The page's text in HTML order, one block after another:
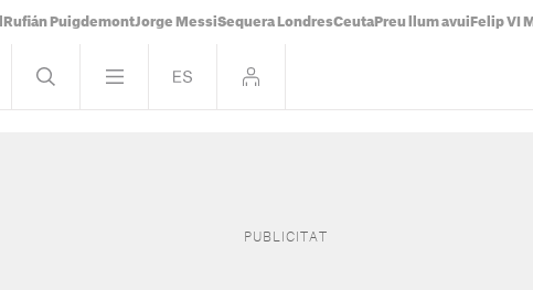
Rufián PuigdemontJorge MessiSequera LondresCeuta Preu llum avui Felip VI